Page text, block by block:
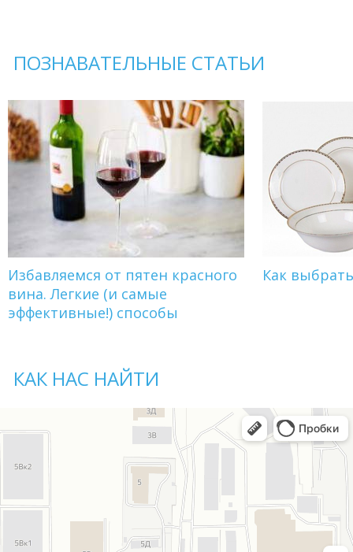
ПОЗНАВАТЕЛЬНЫЕ СТАТЬИ
Избавляемся от пятен красного
вина. Легкие (и самые
эффективные!) способы
Как
КАК НАС НАЙТИ